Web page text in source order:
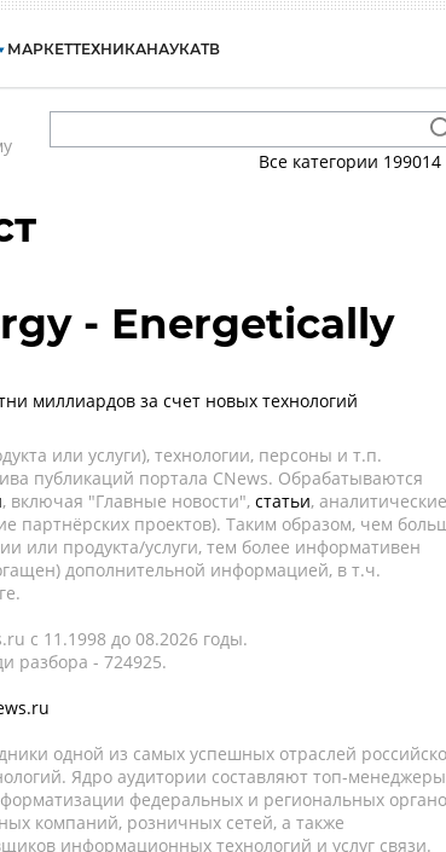
МАРКЕТТЕХНИКАНАУКАТВ
Все категории 199014
- Energetically
миллиардов за счет новых технологий
или услуги), технологии, персоны и т.п.
публикаций портала CNews. Обрабатываются
, включая "Главные новости", статьи, аналитические
партнёрских проектов). Таким образом, чем
или продукта/услуги, тем более информативен
дополнительной информацией, в т.ч.
c 11.1998 до 08.2026 годы.
разбора - 724925.
одной из самых успешных отраслей
Ядро аудитории составляют топ-
федеральных и региональных
компаний, розничных сетей, а также
информационных технологий и услуг связи.